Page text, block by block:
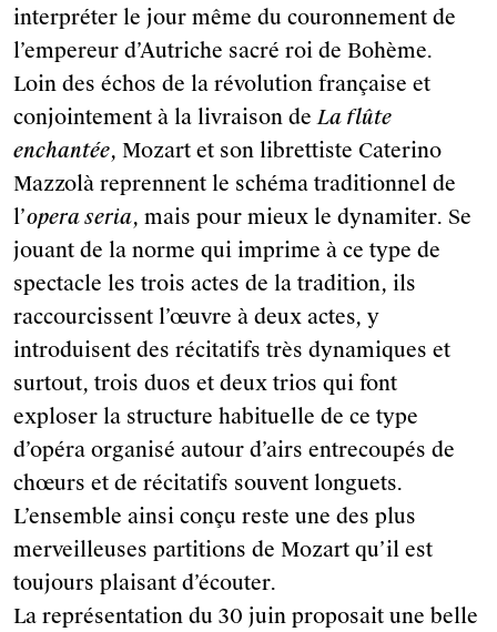
interpréter le jour même du couronnement de
l’empereur d’Autriche sacré roi de Bohème.
Loin des échos de la révolution française et
conjointement à la livraison deLa flûte
enchantée, Mozart et son librettiste Caterino
Mazzolà reprennent le schéma traditionnel de
l’opera seria, mais pour mieux le dynamiter. Se
jouant de la norme qui imprime à ce type de
spectacle les trois actes de la tradition, ils
raccourcissent l’œuvre à deux actes, y
introduisent des récitatifs très dynamiques et
surtout, trois duos et deux trios qui font
exploser la structure habituelle de ce type
d’opéra organisé autour d’airs entrecoupés de
chœurs et de récitatifs souvent longuets.
L’ensemble ainsi conçu reste une des plus
merveilleuses partitions de Mozart qu’il est
toujours plaisant d’écouter.
La représentation du 30 juin proposait une belle